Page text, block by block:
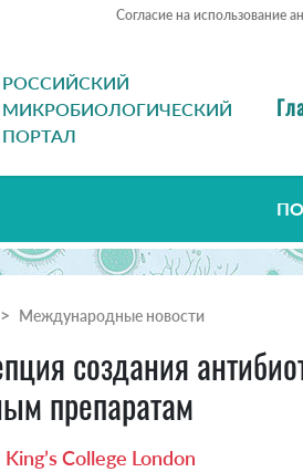
Согласие на использование
РОССИЙСКИЙ
МИКРОБИОЛОГИЧЕСКИЙ
ПОРТАЛ
Международные новости
создания
препаратам
King’s College London